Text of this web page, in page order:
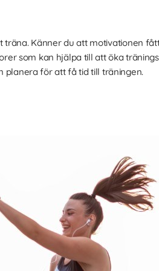
Känner du att motivationen
som kan hjälpa till att öka
planera för att få tid till träningen.